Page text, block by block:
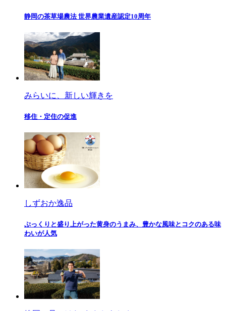
静岡の茶草場農法 世界農業遺産認定10周年
みらいに、新しい輝きを
移住・定住の促進
しずおか逸品
ぷっくりと盛り上がった黄身のうまみ、豊かな風味とコクのある味
わいが人気